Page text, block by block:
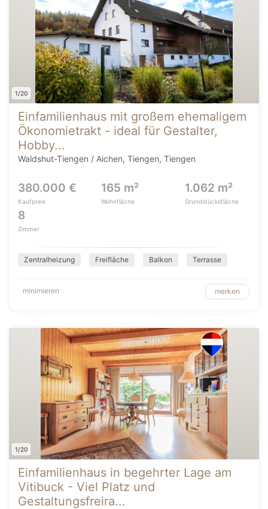
1/20
Einfamilienhaus mit großem ehemaligem
Ökonomietrakt - ideal für Gestalter,
Hobby...
Waldshut-Tiengen / Aichen, Tiengen, Tiengen
380.000 €
Kaufpreis
165 m²
Wohnfläche
1.062 m²
Grundstücksfläche
8
Zimmer
Zentralheizung Freifläche Balkon Terrasse
minimieren merken
1/20
Einfamilienhaus in begehrter Lage am
Vitibuck - Viel Platz und
Gestaltungsfreira...